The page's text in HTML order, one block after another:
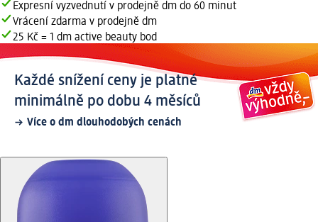
Expresní vyzvednutí v prodejně dm do 60 minut
Vrácení zdarma v prodejně dm
25 Kč = 1 dm active beauty bod
Každé snížení ceny je platné
minimálně po dobu 4 měsíců
Více o dm dlouhodobých cenách